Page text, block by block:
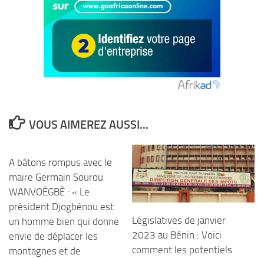
VOUS AIMEREZ AUSSI...
A bâtons rompus avec le
maire Germain Sourou
WANVOÈGBÈ : « Le
président Djogbénou est
un homme bien qui donne
envie de déplacer les
montagnes et de
Législatives de janvier
2023 au Bénin : Voici
comment les potentiels